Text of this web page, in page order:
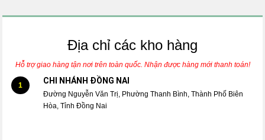
Địa chỉ các kho hàng
Hỗ trợ giao hàng tận nơi trên toàn quốc. Nhận được hàng mới thanh toán!
1 CHI NHÁNH ĐỒNG NAI
Đường Nguyễn Văn Trị, Phường Thanh Bình, Thành Phố Biên
Hòa, Tỉnh Đồng Nai